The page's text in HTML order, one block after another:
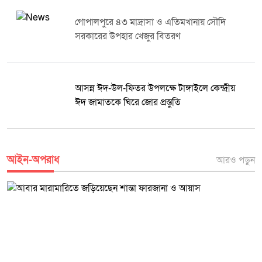
জানায়, মরদেহ ময়নাতদন্তের জন্য পাঠানো হয়েছে। প্রতিবেদন হাতে পাওয়ার পর
এবং তদন্তের ভিত্তিতে মৃত্যুর প্রকৃত কারণ উদঘাটন করে প্রয়োজনীয় আইনগত
টাঙ্গাইল বিসিকে ভয়াবহ সড়ক দুর্ঘটনা গুরুতর
আহত এক ব্যক্তি
প্রাকৃতিক সম্পদ রক্ষা ও পর্যটন বিকাশে দুর্গাপুরকে
ঘিরে বড় পরিকল্পনার কথা জানালেন কায়সার
আইন-অপরাধ আরও পড়ুন